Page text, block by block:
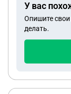
переуступки,
сразу
вторичном
подоходного
У вас
Опишите
делать.